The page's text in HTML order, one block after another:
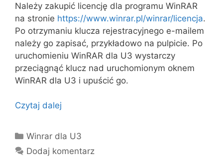
Należy zakupić licencję dla programu WinRAR
na stronie https://www.winrar.pl/winrar/licencja.
Po otrzymaniu klucza rejestracyjnego e-mailem
należy go zapisać, przykładowo na pulpicie. Po
uruchomieniu WinRAR dla U3 wystarczy
przeciągnąć klucz nad uruchomionym oknem
WinRAR dla U3 i upuścić go.
Czytaj dalej
Kategorie
Winrar dla U3
Dodaj komentarz